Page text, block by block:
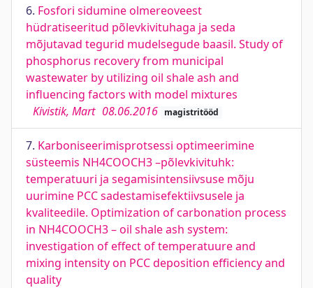
6. Fosfori sidumine olmereoveest
hüdratiseeritud põlevkivituhaga ja seda
mõjutavad tegurid mudelsegude baasil. Study of
phosphorus recovery from municipal
wastewater by utilizing oil shale ash and
influencing factors with model mixtures
Kivistik, Mart 08.06.2016 magistritööd
7. Karboniseerimisprotsessi optimeerimine
süsteemis NH4COOCH3 –põlevkivituhk:
temperatuuri ja segamisintensiivsuse mõju
uurimine PCC sadestamisefektiivsusele ja
kvaliteedile. Optimization of carbonation process
in NH4COOCH3 – oil shale ash system:
investigation of effect of temperatuure and
mixing intensity on PCC deposition efficiency and
quality